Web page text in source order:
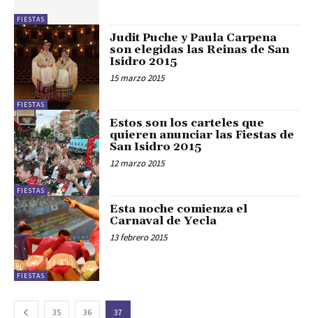
FIESTAS
FIESTAS
Judit Puche y Paula Carpena
son elegidas las Reinas de San
Isidro 2015
15 marzo 2015
FIESTAS
Estos son los carteles que
quieren anunciar las Fiestas de
San Isidro 2015
12 marzo 2015
FIESTAS
Esta noche comienza el
Carnaval de Yecla
13 febrero 2015
35 36 37